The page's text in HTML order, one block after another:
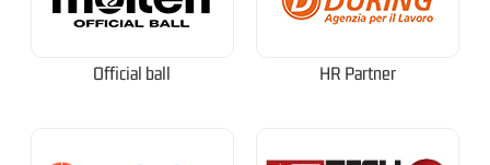
Official ball HR Partner